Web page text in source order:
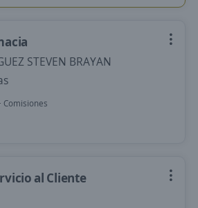
STEVEN BRAYAN
Comisiones
al Cliente